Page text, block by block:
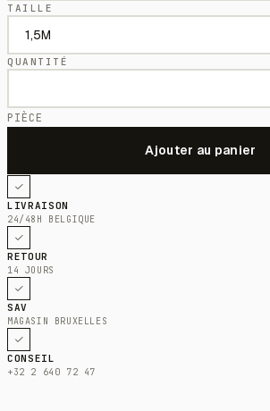
TAILLE
QUANTITÉ
PIÈCE
LIVRAISON
24/48H BELGIQUE
RETOUR
14 JOURS
SAV
MAGASIN BRUXELLES
CONSEIL
+32 2 640 72 47